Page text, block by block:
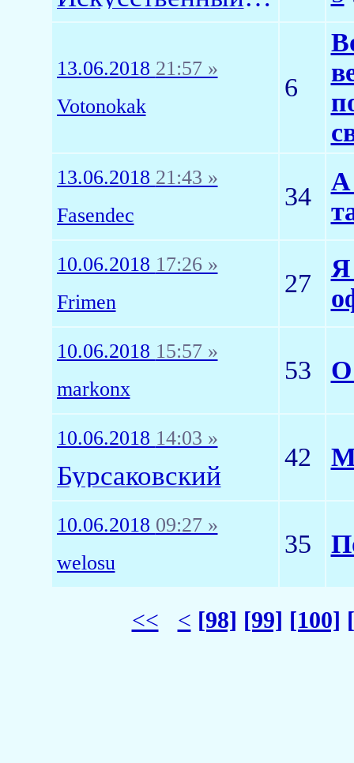
13.06.2018 21:57 »
Votonokak
6
13.06.2018 21:43 »
Fasendec
34
А
10.06.2018 17:26 »
Frimen
27
Я
10.06.2018 15:57 »
markonx
53 О
10.06.2018 14:03 »
Бурсаковский
42
10.06.2018 09:27 »
welosu
35
<< < [98] [99] [100]